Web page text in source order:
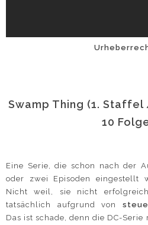
Swamp Thing (1.
10
Eine Serie, die schon nach der
oder zwei Episoden eingestellt
Nicht weil, sie nicht
tatsächlich aufgrund von
Das ist schade, denn die DC-